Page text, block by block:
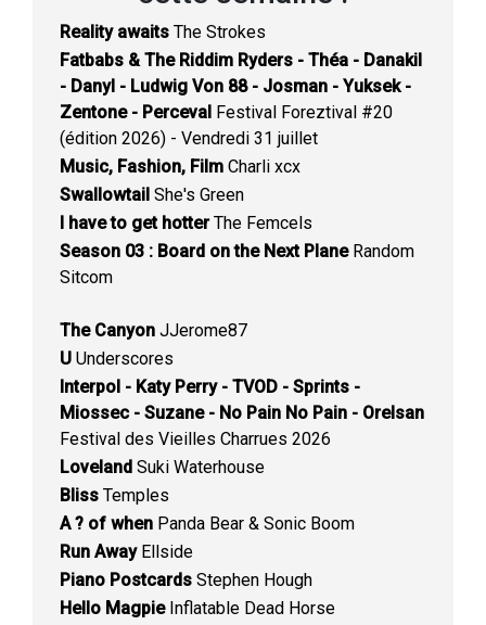
Reality awaits The Strokes
Fatbabs & The Riddim Ryders - Théa - Danakil
- Danyl - Ludwig Von 88 - Josman - Yuksek -
Zentone - Perceval Festival Foreztival #20
(édition 2026) - Vendredi 31 juillet
Music, Fashion, Film Charli xcx
Swallowtail She's Green
I have to get hotterThe Femcels
Season 03 : Board on the Next PlaneRandom
Sitcom
The Canyon JJerome87
U Underscores
Interpol - Katy Perry - TVOD - Sprints -
Miossec - Suzane - No Pain No Pain - Orelsan
Festival des Vieilles Charrues 2026
Loveland Suki Waterhouse
Bliss Temples
A ? of when Panda Bear & Sonic Boom
Run AwayEllside
Piano Postcards Stephen Hough
Hello MagpieInflatable Dead Horse